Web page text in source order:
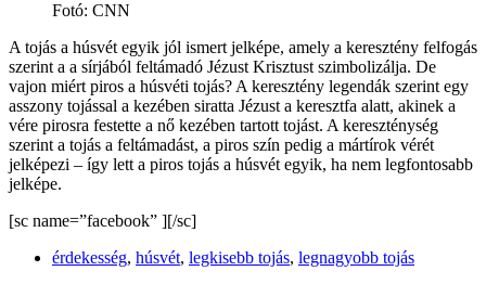
Fotó: CNN
A tojás a húsvét egyik jól ismert jelképe, amely a keresztény felfogás
szerint a a sírjából feltámadó Jézust Krisztust szimbolizálja. De
vajon miért piros a húsvéti tojás? A keresztény legendák szerint egy
asszony tojással a kezében siratta Jézust a keresztfa alatt, akinek a
vére pirosra festette a nő kezében tartott tojást. A kereszténység
szerint a tojás a feltámadást, a piros szín pedig a mártírok vérét
jelképezi – így lett a piros tojás a húsvét egyik, ha nem legfontosabb
jelképe.
[sc name=”facebook” ][/sc]
érdekesség, húsvét, legkisebb tojás, legnagyobb tojás